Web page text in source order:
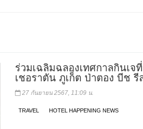
ร่วมเฉลิมฉลองเทศกาลกินเจ
เชอราตัน ภูเก็ต ป่าตอง บีช รี
27 กันยายน 2567, 11:09 น.
TRAVEL HOTEL HAPPENING NEWS